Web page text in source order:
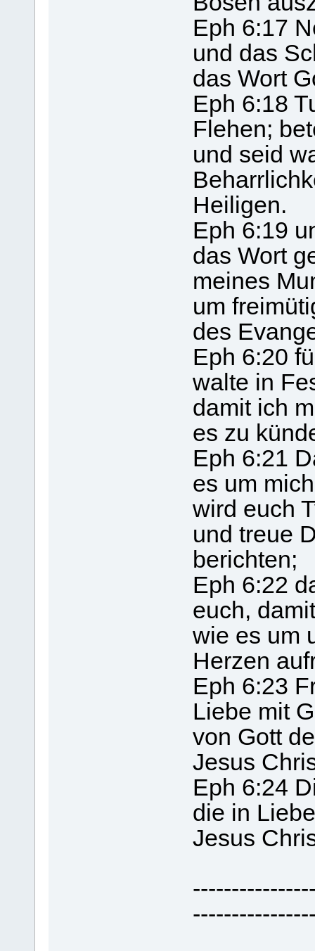
Eph 6:17
und das
das Wort
Eph 6:18
Flehen;
und seid
Heiligen.
Eph 6:19
das Wort
meines
um
des
Eph 6:20
walte in
damit ich
es zu
Eph 6:21
es um
wird euch
und treue
berichten;
Eph 6:22
euch,
wie es um
Herzen
Eph 6:23
Liebe mit
von Gott
Jesus
Eph 6:24
die in
Jesus